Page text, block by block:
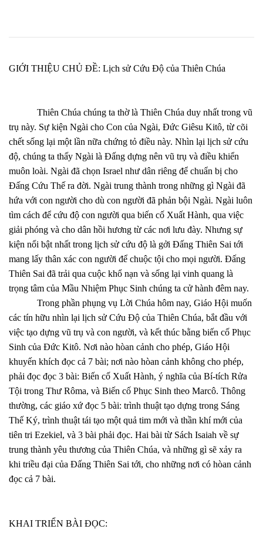
GIỚI THIỆU CHỦ ĐỀ: Lịch sử Cứu Độ của Thiên Chúa
Thiên Chúa chúng ta thờ là Thiên Chúa duy nhất trong vũ
trụ này. Sự kiện Ngài cho Con của Ngài, Đức Giêsu Kitô, từ cõi
chết sống lại một lần nữa chứng tỏ điều này. Nhìn lại lịch sử cứu
độ, chúng ta thấy Ngài là Đấng dựng nên vũ trụ và điều khiển
muôn loài. Ngài đã chọn Israel như dân riêng để chuẩn bị cho
Đấng Cứu Thế ra đời. Ngài trung thành trong những gì Ngài đã
hứa với con người cho dù con người đã phản bội Ngài. Ngài luôn
tìm cách để cứu độ con người qua biến cố Xuất Hành, qua việc
giải phóng và cho dân hồi hương từ các nơi lưu đày. Nhưng sự
kiện nổi bật nhất trong lịch sử cứu độ là gởi Đấng Thiên Sai tới
mang lấy thân xác con người để chuộc tội cho mọi người. Đấng
Thiên Sai đã trải qua cuộc khổ nạn và sống lại vinh quang là
trọng tâm của Mầu Nhiệm Phục Sinh chúng ta cử hành đêm nay.
Trong phần phụng vụ Lời Chúa hôm nay, Giáo Hội muốn
các tín hữu nhìn lại lịch sử Cứu Độ của Thiên Chúa, bắt đầu với
việc tạo dựng vũ trụ và con người, và kết thúc bằng biến cố Phục
Sinh của Đức Kitô. Nơi nào hòan cảnh cho phép, Giáo Hội
khuyến khích đọc cả 7 bài; nơi nào hòan cảnh không cho phép,
phải đọc đọc 3 bài: Biến cố Xuất Hành, ý nghĩa của Bí-tích Rửa
Tội trong Thư Rôma, và Biến cố Phục Sinh theo Marcô. Thông
thường, các giáo xứ đọc 5 bài: trình thuật tạo dựng trong Sáng
Thế Ký, trình thuật tái tạo một quả tim mới và thần khí mới của
tiên tri Ezekiel, và 3 bài phải đọc. Hai bài từ Sách Isaiah về sự
trung thành yêu thương của Thiên Chúa, và những gì sẽ xảy ra
khi triều đại của Đấng Thiên Sai tới, cho những nơi có hòan cảnh
đọc cả 7 bài.
KHAI TRIỂN BÀI ĐỌC: